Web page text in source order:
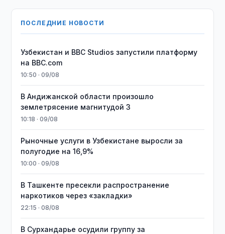
ПОСЛЕДНИЕ НОВОСТИ
Узбекистан и BBC Studios запустили платформу
на BBC.com
10:50 · 09/08
В Андижанской области произошло
землетрясение магнитудой 3
10:18 · 09/08
Рыночные услуги в Узбекистане выросли за
полугодие на 16,9%
10:00 · 09/08
В Ташкенте пресекли распространение
наркотиков через «закладки»
22:15 · 08/08
В Сурхандарье осудили группу за